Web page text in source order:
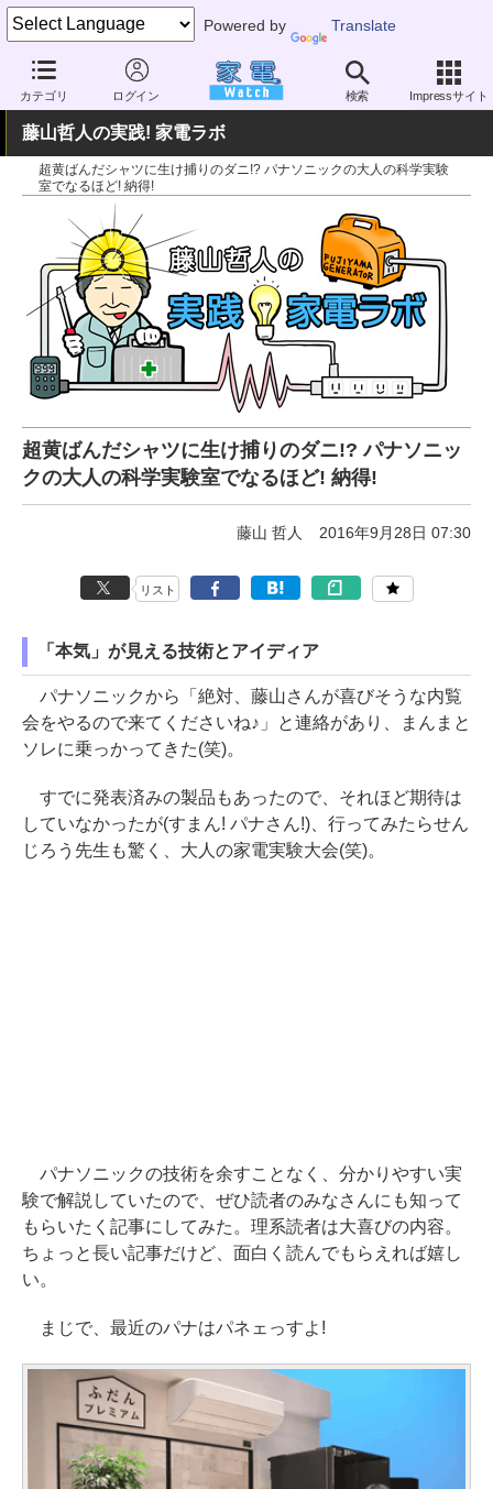
Powered by Translate
カテゴリ ログイン 検索 Impressサイト
家電 Watch 生活家電 洗濯機 ドラム式洗濯乾燥機
藤山哲人の実践! 家電ラボ
超黄ばんだシャツに生け捕りのダニ!? パナソニックの大人の科学実験
室でなるほど! 納得!
超黄ばんだシャツに生け捕りのダニ!? パナソニッ
クの大人の科学実験室でなるほど! 納得!
藤山 哲人 2016年9月28日 07:30
リスト
「本気」が見える技術とアイディア
パナソニックから「絶対、藤山さんが喜びそうな内覧
会をやるので来てくださいね♪」と連絡があり、まんまと
ソレに乗っかってきた(笑)。
すでに発表済みの製品もあったので、それほど期待は
していなかったが(すまん! パナさん!)、行ってみたらせん
じろう先生も驚く、大人の家電実験大会(笑)。
パナソニックの技術を余すことなく、分かりやすい実
験で解説していたので、ぜひ読者のみなさんにも知って
もらいたく記事にしてみた。理系読者は大喜びの内容。
ちょっと長い記事だけど、面白く読んでもらえれば嬉し
い。
まじで、最近のパナはパネェっすよ!